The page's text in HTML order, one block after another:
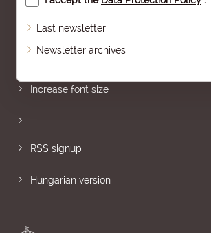
Last newsletter
Newsletter archives
Increase font size
RSS signup
Hungarian version